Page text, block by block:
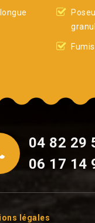
04 82 29
06 17 14
légales